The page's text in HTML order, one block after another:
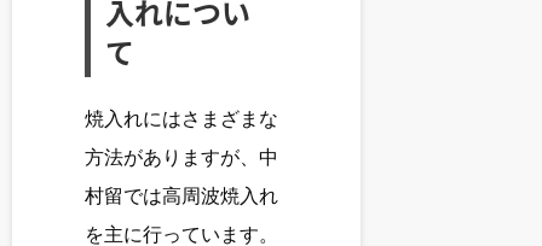
入れについ
て
焼入れにはさまざまな
方法がありますが、中
村留では高周波焼入れ
を主に行っています。